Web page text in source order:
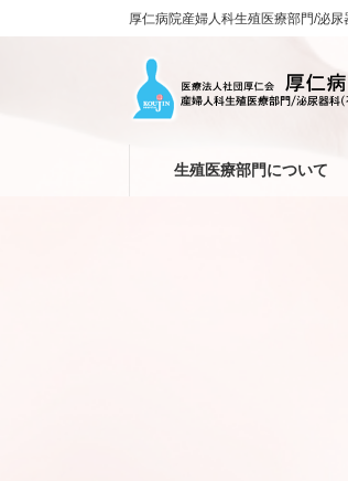
厚仁病院産婦人科生殖医療部門/泌尿
生殖医療部門について